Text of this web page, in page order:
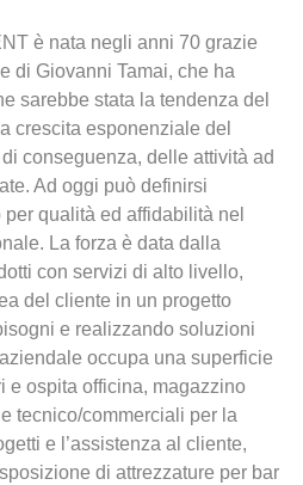
è nata negli anni 70 grazie
di Giovanni Tamai, che ha
sarebbe stata la tendenza del
crescita esponenziale del
conseguenza, delle attività ad
Ad oggi può definirsi
qualità ed affidabilità nel
La forza è data dalla
con servizi di alto livello,
del cliente in un progetto
e realizzando soluzioni
occupa una superficie
e ospita officina, magazzino
tecnico/commerciali per la
e l’assistenza al cliente,
di attrezzature per bar